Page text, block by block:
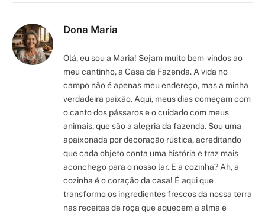
Dona Maria
Olá, eu sou a Maria! Sejam muito bem-vindos ao
meu cantinho, a Casa da Fazenda. A vida no
campo não é apenas meu endereço, mas a minha
verdadeira paixão. Aqui, meus dias começam com
o canto dos pássaros e o cuidado com meus
animais, que são a alegria da fazenda. Sou uma
apaixonada por decoração rústica, acreditando
que cada objeto conta uma história e traz mais
aconchego para o nosso lar. E a cozinha? Ah, a
cozinha é o coração da casa! É aqui que
transformo os ingredientes frescos da nossa terra
nas receitas de roça que aquecem a alma e